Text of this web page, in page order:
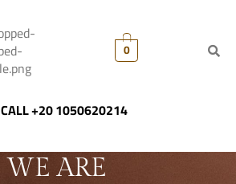
0
CALL +20 1050620214
WE ARE